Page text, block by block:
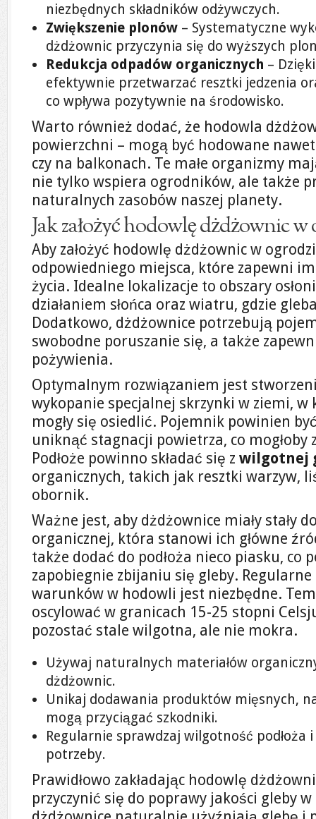
niezbędnych składników odżywczych.
Zwiększenie plonów – Systematyczne
dżdżownic przyczynia się do wyższych
Redukcja odpadów organicznych –
efektywnie przetwarzać resztki jedzenia
co wpływa pozytywnie na środowisko.
Warto również dodać, że hodowla
powierzchni – mogą być hodowane
czy na balkonach. Te małe organizmy
nie tylko wspiera ogrodników, ale także
naturalnych zasobów naszej planety.
Jak założyć hodowlę dżdżownic w
Aby założyć hodowlę dżdżownic w
odpowiedniego miejsca, które zapewni
życia. Idealne lokalizacje to obszary
działaniem słońca oraz wiatru, gdzie
Dodatkowo, dżdżownice potrzebują
swobodne poruszanie się, a także
pożywienia.
Optymalnym rozwiązaniem jest
wykopanie specjalnej skrzynki w ziemi,
mogły się osiedlić. Pojemnik powinien
uniknąć stagnacji powietrza, co mogłoby
Podłoże powinno składać się z wilgotnej
organicznych, takich jak resztki warzyw,
obornik.
Ważne jest, aby dżdżownice miały stały
organicznej, która stanowi ich główne
także dodać do podłoża nieco piasku, co
zapobiegnie zbijaniu się gleby.
warunków w hodowli jest niezbędne.
oscylować w granicach 15-25 stopni
pozostać stale wilgotna, ale nie mokra.
Używaj naturalnych materiałów
dżdżownic.
Unikaj dodawania produktów mięsnych,
mogą przyciągać szkodniki.
Regularnie sprawdzaj wilgotność podłoża
potrzeby.
Prawidłowo zakładając hodowlę
przyczynić się do poprawy jakości gleby